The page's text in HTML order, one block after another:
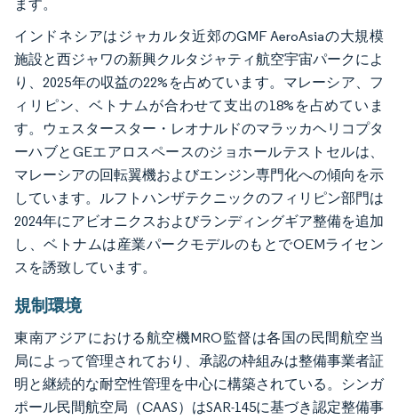
ます。
インドネシアはジャカルタ近郊のGMF AeroAsiaの大規模
施設と西ジャワの新興クルタジャティ航空宇宙パークによ
り、2025年の収益の22%を占めています。マレーシア、フ
ィリピン、ベトナムが合わせて支出の18%を占めていま
す。ウェスタースター・レオナルドのマラッカヘリコプタ
ーハブとGEエアロスペースのジョホールテストセルは、
マレーシアの回転翼機およびエンジン専門化への傾向を示
しています。ルフトハンザテクニックのフィリピン部門は
2024年にアビオニクスおよびランディングギア整備を追加
し、ベトナムは産業パークモデルのもとでOEMライセン
スを誘致しています。
規制環境
東南アジアにおける航空機MRO監督は各国の民間航空当
局によって管理されており、承認の枠組みは整備事業者証
明と継続的な耐空性管理を中心に構築されている。シンガ
ポール民間航空局（CAAS）はSAR-145に基づき認定整備事